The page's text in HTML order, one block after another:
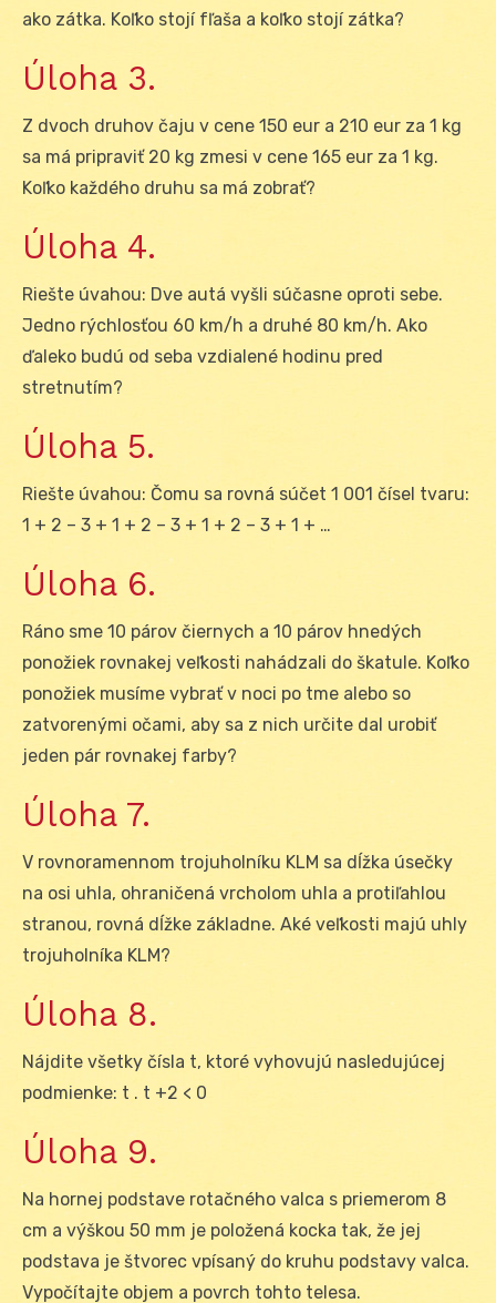
ako zátka. Koľko stojí fľaša a koľko stojí zátka?
Úloha 3.
Z dvoch druhov čaju v cene 150 eur a 210 eur za 1 kg
sa má pripraviť 20 kg zmesi v cene 165 eur za 1 kg.
Koľko každého druhu sa má zobrať?
Úloha 4.
Riešte úvahou: Dve autá vyšli súčasne oproti sebe.
Jedno rýchlosťou 60 km/h a druhé 80 km/h. Ako
ďaleko budú od seba vzdialené hodinu pred
stretnutím?
Úloha 5.
Riešte úvahou: Čomu sa rovná súčet 1 001 čísel tvaru:
1 + 2 – 3 + 1 + 2 – 3 + 1 + 2 – 3 + 1 + …
Úloha 6.
Ráno sme 10 párov čiernych a 10 párov hnedých
ponožiek rovnakej veľkosti nahádzali do škatule. Koľko
ponožiek musíme vybrať v noci po tme alebo so
zatvorenými očami, aby sa z nich určite dal urobiť
jeden pár rovnakej farby?
Úloha 7.
V rovnoramennom trojuholníku KLM sa dĺžka úsečky
na osi uhla, ohraničená vrcholom uhla a protiľahlou
stranou, rovná dĺžke základne. Aké veľkosti majú uhly
trojuholníka KLM?
Úloha 8.
Nájdite všetky čísla t, ktoré vyhovujú nasledujúcej
podmienke: t . t +2 < 0
Úloha 9.
Na hornej podstave rotačného valca s priemerom 8
cm a výškou 50 mm je položená kocka tak, že jej
podstava je štvorec vpísaný do kruhu podstavy valca.
Vypočítajte objem a povrch tohto telesa.